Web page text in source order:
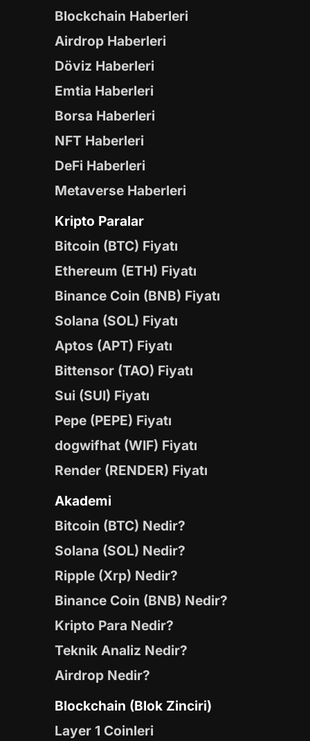
Blockchain Haberleri
Airdrop Haberleri
Döviz Haberleri
Emtia Haberleri
Borsa Haberleri
NFT Haberleri
DeFi Haberleri
Metaverse Haberleri
Kripto Paralar
Bitcoin (BTC) Fiyatı
Ethereum (ETH) Fiyatı
Binance Coin (BNB) Fiyatı
Solana (SOL) Fiyatı
Aptos (APT) Fiyatı
Bittensor (TAO) Fiyatı
Sui (SUI) Fiyatı
Pepe (PEPE) Fiyatı
dogwifhat (WIF) Fiyatı
Render (RENDER) Fiyatı
Akademi
Bitcoin (BTC) Nedir?
Solana (SOL) Nedir?
Ripple (Xrp) Nedir?
Binance Coin (BNB) Nedir?
Kripto Para Nedir?
Teknik Analiz Nedir?
Airdrop Nedir?
Blockchain (Blok Zinciri)
Layer 1 Coinleri